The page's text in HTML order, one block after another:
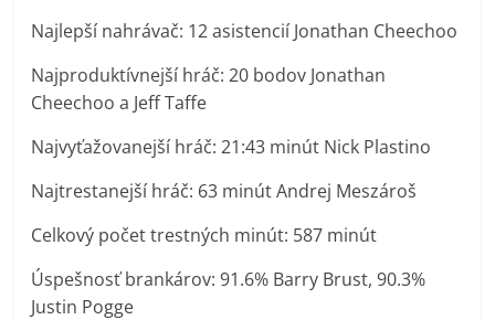
Najlepší nahrávač: 12 asistencií Jonathan Cheechoo
Najproduktívnejší hráč: 20 bodov Jonathan
Cheechoo a Jeff Taffe
Najvyťažovanejší hráč: 21:43 minút Nick Plastino
Najtrestanejší hráč: 63 minút Andrej Meszároš
Celkový počet trestných minút: 587 minút
Úspešnosť brankárov: 91.6% Barry Brust, 90.3%
Justin Pogge